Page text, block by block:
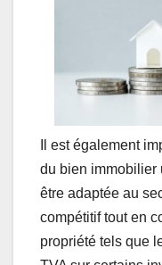
Il est également
du bien immobilier
être adaptée au
compétitif tout en
propriété tels que